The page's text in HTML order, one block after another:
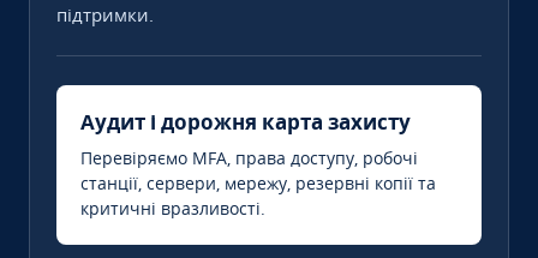
підтримки.
Аудит і дорожня карта захисту
Перевіряємо MFA, права доступу, робочі
станції, сервери, мережу, резервні копії та
критичні вразливості.